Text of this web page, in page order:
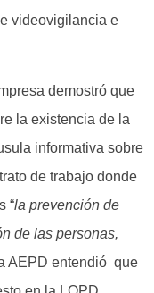
videovigilancia e
demostró que
la existencia de la
informativa sobre
de trabajo donde
“la prevención de
de las personas,
AEPD entendió que